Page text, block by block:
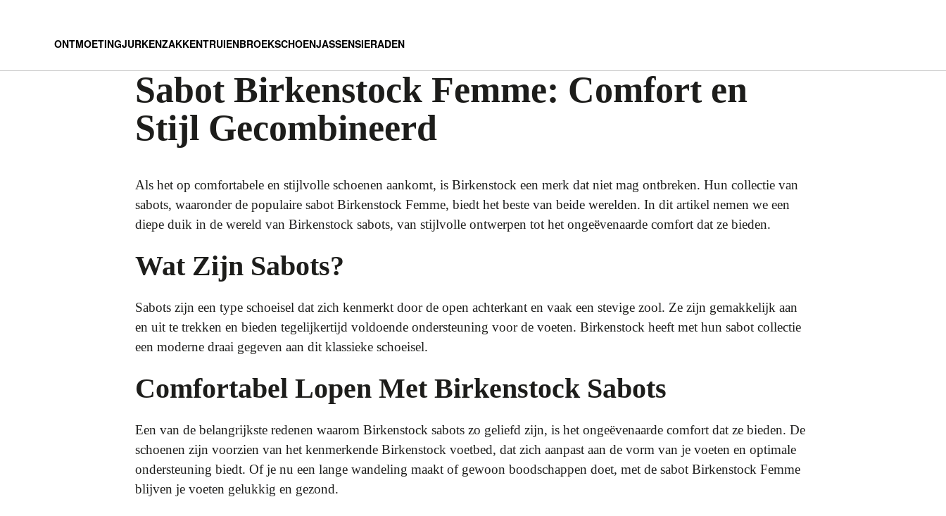
ONTMOETINGJURKENZAKKENTRUIENBROEKSCHOENJASSENSIERADEN
Sabot Birkenstock Femme: Comfort en
Stijl Gecombineerd
Als het op comfortabele en stijlvolle schoenen aankomt, is Birkenstock een merk dat niet mag ontbreken. Hun collectie van
sabots, waaronder de populaire sabot Birkenstock Femme, biedt het beste van beide werelden. In dit artikel nemen we een
diepe duik in de wereld van Birkenstock sabots, van stijlvolle ontwerpen tot het ongeëvenaarde comfort dat ze bieden.
Wat Zijn Sabots?
Sabots zijn een type schoeisel dat zich kenmerkt door de open achterkant en vaak een stevige zool. Ze zijn gemakkelijk aan
en uit te trekken en bieden tegelijkertijd voldoende ondersteuning voor de voeten. Birkenstock heeft met hun sabot collectie
een moderne draai gegeven aan dit klassieke schoeisel.
Comfortabel Lopen Met Birkenstock Sabots
Een van de belangrijkste redenen waarom Birkenstock sabots zo geliefd zijn, is het ongeëvenaarde comfort dat ze bieden. De
schoenen zijn voorzien van het kenmerkende Birkenstock voetbed, dat zich aanpast aan de vorm van je voeten en optimale
ondersteuning biedt. Of je nu een lange wandeling maakt of gewoon boodschappen doet, met de sabot Birkenstock Femme
blijven je voeten gelukkig en gezond.